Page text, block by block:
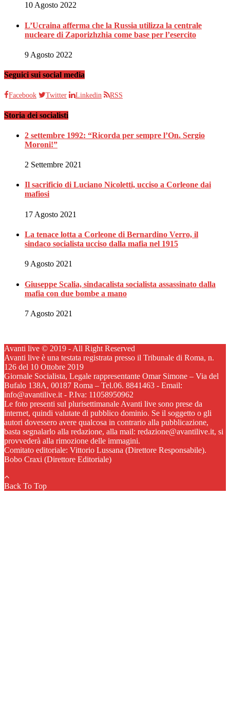
10 Agosto 2022
L’Ucraina afferma che la Russia utilizza la centrale
nucleare di Zaporizhzhia come base per l’esercito
9 Agosto 2022
Seguici sui social media
Facebook Twitter Linkedin RSS
Storia dei socialisti
2 settembre 1992: “Ricorda per sempre l’On. Sergio
Moroni!”
2 Settembre 2021
Il sacrificio di Luciano Nicoletti, ucciso a Corleone dai
mafiosi
17 Agosto 2021
La tenace lotta a Corleone di Bernardino Verro, il
sindaco socialista ucciso dalla mafia nel 1915
9 Agosto 2021
Giuseppe Scalia, sindacalista socialista assassinato dalla
mafia con due bombe a mano
7 Agosto 2021
Avanti live © 2019 - All Right Reserved
Avanti live è una testata registrata presso il Tribunale di Roma, n.
126 del 10 Ottobre 2019
Giornale Socialista, Legale rappresentante Omar Simone – Via del
Bufalo 138A, 00187 Roma – Tel.06. 8841463 - Email:
info@avantilive.it - P.Iva: 11058950962
Le foto presenti sul plurisettimanale Avanti live sono prese da
internet, quindi valutate di pubblico dominio. Se il soggetto o gli
autori dovessero avere qualcosa in contrario alla pubblicazione,
basta segnalarlo alla redazione, alla mail: redazione@avantilive.it, si
provvederà alla rimozione delle immagini.
Comitato editoriale: Vittorio Lussana (Direttore Responsabile).
Bobo Craxi (Direttore Editoriale)
Back To Top